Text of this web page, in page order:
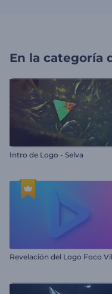
En la categoría
Intro de Logo - Selva